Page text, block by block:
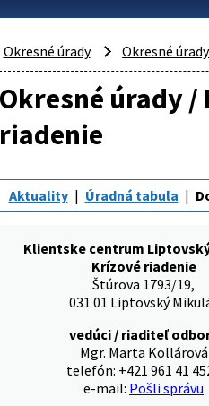
Okresné úrady Okresné úrady
Okresné úrady
riadenie
Aktuality Úradná tabuľa
Klientske centrum
Krízové riadenie
Štúrova 1793/19,
031 01 Liptovský
vedúci / riaditeľ
Mgr. Marta Kollárová
telefón: +421 961 41
e-mail: Pošli správu